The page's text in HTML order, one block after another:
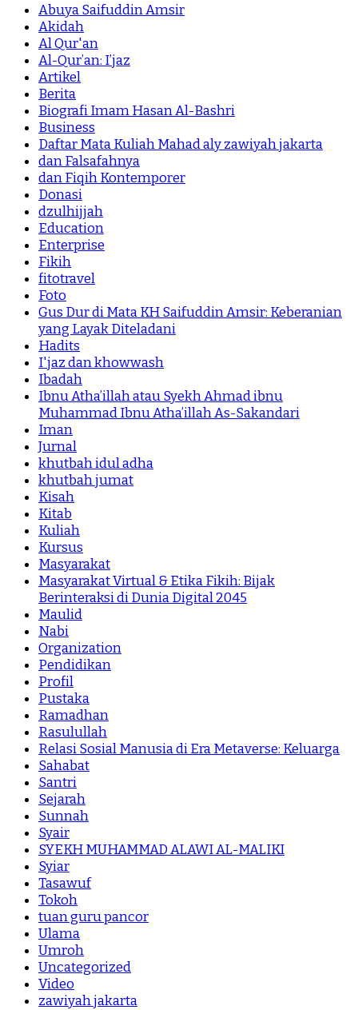
Abuya Saifuddin Amsir
Akidah
Al Qur'an
Al-Qur’an: I’jaz
Artikel
Berita
Biografi Imam Hasan Al-Bashri
Business
Daftar Mata Kuliah Mahad aly zawiyah jakarta
dan Falsafahnya
dan Fiqih Kontemporer
Donasi
dzulhijjah
Education
Enterprise
Fikih
fitotravel
Foto
Gus Dur di Mata KH Saifuddin Amsir: Keberanian
yang Layak Diteladani
Hadits
I'jaz dan khowwash
Ibadah
Ibnu Atha’illah atau Syekh Ahmad ibnu
Muhammad Ibnu Atha’illah As-Sakandari
Iman
Jurnal
khutbah idul adha
khutbah jumat
Kisah
Kitab
Kuliah
Kursus
Masyarakat
Masyarakat Virtual & Etika Fikih: Bijak
Berinteraksi di Dunia Digital 2045
Maulid
Nabi
Organization
Pendidikan
Profil
Pustaka
Ramadhan
Rasulullah
Relasi Sosial Manusia di Era Metaverse: Keluarga
Sahabat
Santri
Sejarah
Sunnah
Syair
SYEKH MUHAMMAD ALAWI AL-MALIKI
Syiar
Tasawuf
Tokoh
tuan guru pancor
Ulama
Umroh
Uncategorized
Video
zawiyah jakarta